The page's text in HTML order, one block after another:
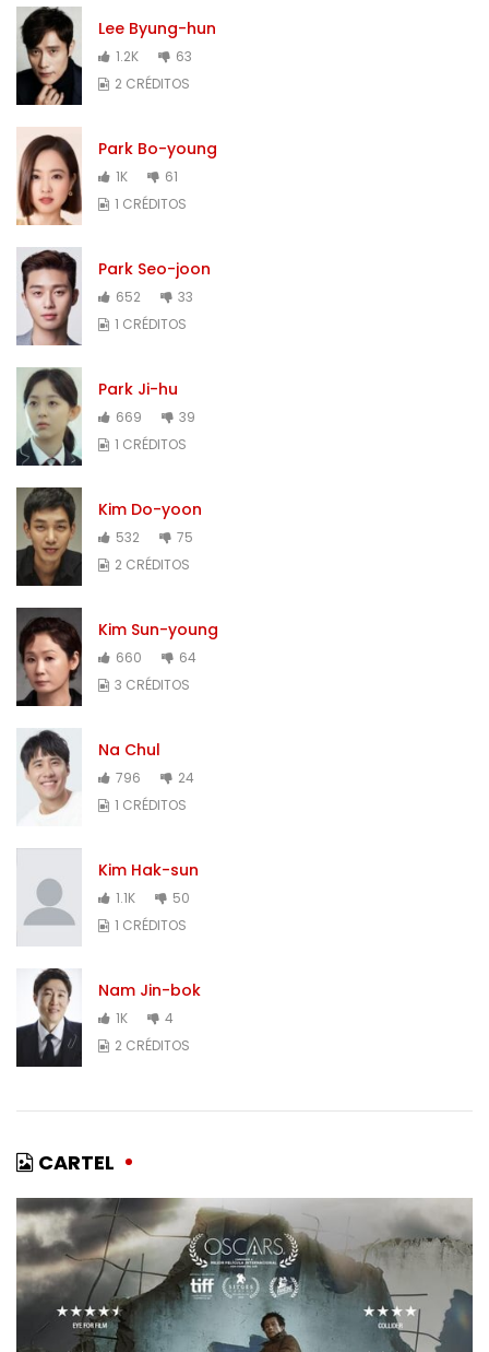
Lee Byung-hun
1.2K
63
2 CRÉDITOS
Park Bo-young
1K
61
1 CRÉDITOS
Park Seo-joon
652
33
1 CRÉDITOS
Park Ji-hu
669
39
1 CRÉDITOS
Kim Do-yoon
532
75
2 CRÉDITOS
Kim Sun-young
660
64
3 CRÉDITOS
Na Chul
796
24
1 CRÉDITOS
Kim Hak-sun
1.1K
50
1 CRÉDITOS
Nam Jin-bok
1K
4
2 CRÉDITOS
CARTEL